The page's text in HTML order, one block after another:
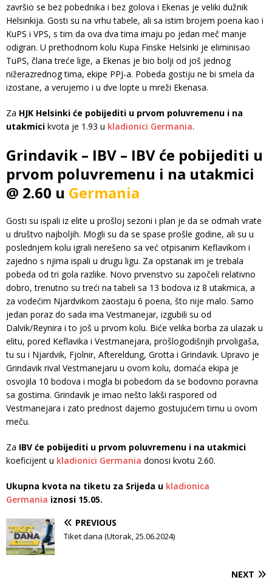
završio se bez pobednika i bez golova i Ekenas je veliki dužnik
Helsinkija. Gosti su na vrhu tabele, ali sa istim brojem poena kao i
KuPS i VPS, s tim da ova dva tima imaju po jedan meč manje
odigran. U prethodnom kolu Kupa Finske Helsinki je eliminisao
TuPS, člana treće lige, a Ekenas je bio bolji od još jednog
nižerazrednog tima, ekipe PPJ-a. Pobeda gostiju ne bi smela da
izostane, a verujemo i u dve lopte u mreži Ekenasa.
Za HJK Helsinki će pobijediti u prvom poluvremenu i na
utakmici kvota je 1.93 u kladionici Germania.
Grindavik – IBV – IBV će pobijediti u
prvom poluvremenu i na utakmici
@ 2.60 u Germania
Gosti su ispali iz elite u prošloj sezoni i plan je da se odmah vrate
u društvo najboljih. Mogli su da se spase prošle godine, ali su u
poslednjem kolu igrali nerešeno sa već otpisanim Keflavikom i
zajedno s njima ispali u drugu ligu. Za opstanak im je trebala
pobeda od tri gola razlike. Novo prvenstvo su započeli relativno
dobro, trenutno su treći na tabeli sa 13 bodova iz 8 utakmica, a
za vodećim Njardvikom zaostaju 6 poena, što nije malo. Samo
jedan poraz do sada ima Vestmanejar, izgubili su od
Dalvik/Reynira i to još u prvom kolu. Biće velika borba za ulazak u
elitu, pored Keflavika i Vestmanejara, prošlogodišnjih prvoligaša,
tu su i Njardvik, Fjolnir, Aftereldung, Grotta i Grindavik. Upravo je
Grindavik rival Vestmanejaru u ovom kolu, domaća ekipa je
osvojila 10 bodova i mogla bi pobedom da se bodovno poravna
sa gostima. Grindavik je imao nešto lakši raspored od
Vestmanejara i zato prednost dajemo gostujućem timu u ovom
meču.
Za IBV će pobijediti u prvom poluvremenu i na utakmici
koeficijent u kladionici Germania donosi kvotu 2.60.
Ukupna kvota na tiketu za Srijeda u kladionica
Germania iznosi 15.05.
PREVIOUS
Tiket dana (Utorak, 25.06.2024)
NEXT